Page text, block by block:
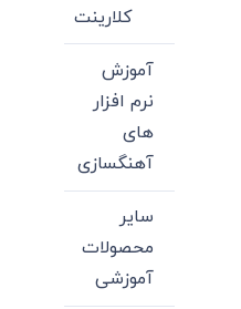
کلارینت
آموزش
نرم افزار
های
آهنگسازی
سایر
محصولات
آموزشی